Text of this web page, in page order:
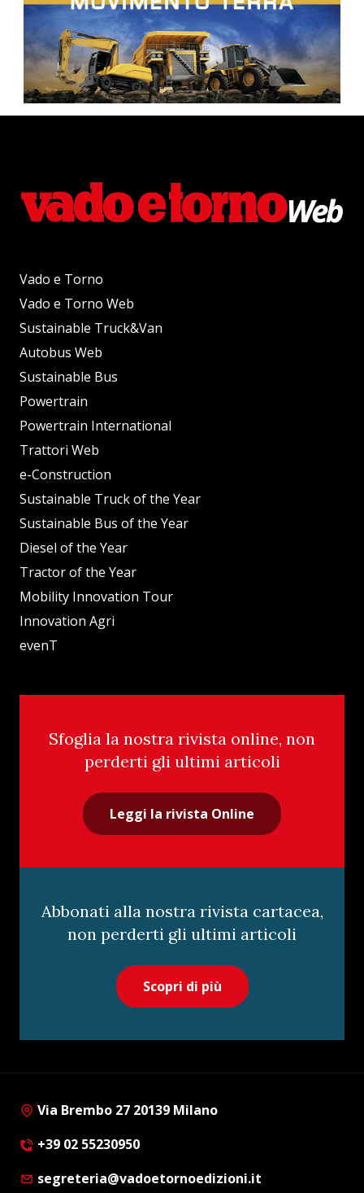
Vado e Torno
Vado e Torno Web
Sustainable Truck&Van
Autobus Web
Sustainable Bus
Powertrain
Powertrain International
Trattori Web
e-Construction
Sustainable Truck of the Year
Sustainable Bus of the Year
Diesel of the Year
Tractor of the Year
Mobility Innovation Tour
Innovation Agri
evenT
Sfoglia la nostra rivista online, non
perderti gli ultimi articoli
Leggi la rivista Online
Abbonati alla nostra rivista cartacea,
non perderti gli ultimi articoli
Scopri di più
Via Brembo 27 20139 Milano
+39 02 55230950
segreteria@vadoetornoedizioni.it